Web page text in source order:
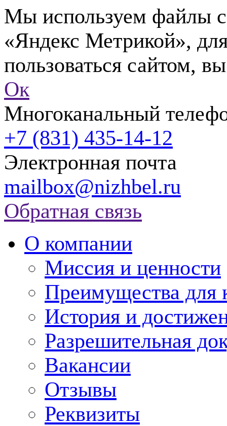
Мы используем файлы
«Яндекс Метрикой»,
пользоваться сайтом,
Ок
Многоканальный
+7 (831) 435-14-12
Электронная почта
mailbox@nizhbel.ru
Обратная связь
О компании
Миссия и ценности
Преимущества для
История и
Разрешительная
Вакансии
Отзывы
Реквизиты